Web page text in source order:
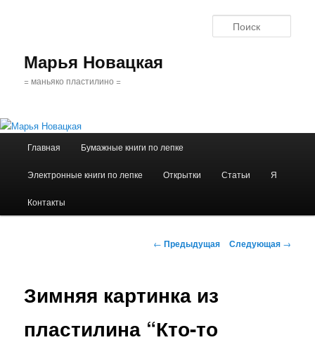
Марья Новацкая
= маньяко пластилино =
Перейти
к
основному
Главная Бумажные книги по лепке
Электронные книги по лепке Открытки Статьи Я
Контакты
Навигация
← Предыдущая Следующая →
Зимняя картинка из
пластилина “Кто-то